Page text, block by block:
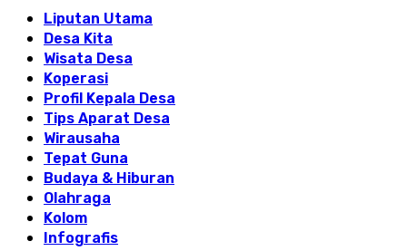
Liputan Utama
Desa Kita
Wisata Desa
Koperasi
Profil Kepala Desa
Tips Aparat Desa
Wirausaha
Tepat Guna
Budaya & Hiburan
Olahraga
Kolom
Infografis